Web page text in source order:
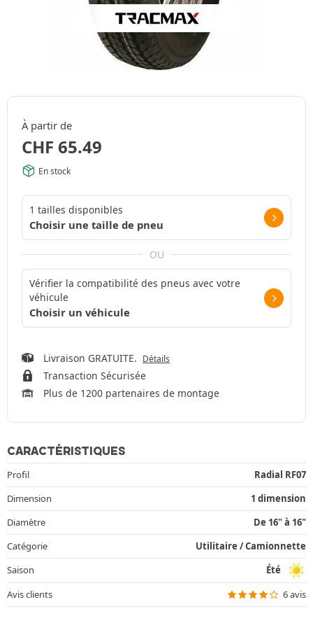
À partir de
CHF 65.49
En stock
1 tailles disponibles
Choisir une taille de pneu
OU
Vérifier la compatibilité des pneus avec votre
véhicule
Choisir un véhicule
Livraison GRATUITE. Détails
Transaction Sécurisée
Plus de 1200 partenaires de montage
CARACTÉRISTIQUES
Profil
Radial RF07
Dimension
1 dimension
Diamètre
De 16" à 16"
Catégorie
Utilitaire / Camionnette
Saison
Été
Avis clients
6 avis